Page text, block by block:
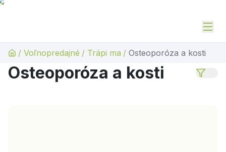
/ Voľnopredajné / Trápi ma / Osteoporóza a kosti
Osteoporóza a kosti